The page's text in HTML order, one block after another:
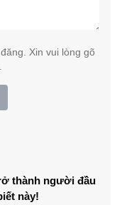
Xin vui lòng gõ
thành người đầu
này!